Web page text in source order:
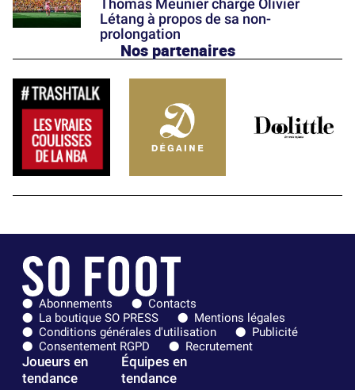
Thomas Meunier charge Olivier
Létang à propos de sa non-
prolongation
Nos partenaires
Abonnements
Contacts
La boutique SO PRESS
Mentions légales
Conditions générales d'utilisation
Publicité
Consentement RGPD
Recrutement
Joueurs en
tendance
Équipes en
tendance